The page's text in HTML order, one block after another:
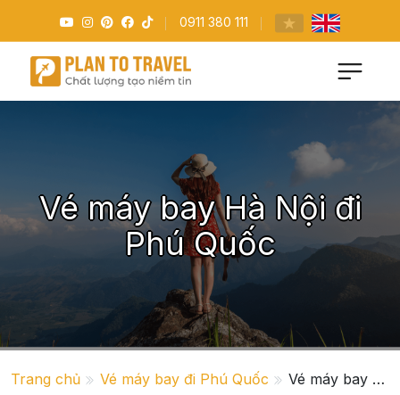
0911 380 111
Vé máy bay Hà Nội đi
Phú Quốc
Trang chủ Vé máy bay đi Phú Quốc Vé máy bay Hà Nội đi Phú Quốc